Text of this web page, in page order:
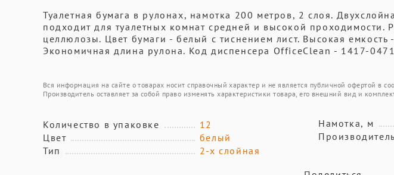
Туалетная бумага в рулонах, намотка 200 метров, 2 слоя.
подходит для туалетных комнат средней и высокой проходимости.
целлюлозы. Цвет бумаги - белый с тиснением лист. Высокая
Экономичная длина рулона. Код диспенсера OfficeClean - 1417-
Вся информация на сайте о товарах носит справочный характер и не является публичной офертой в
Производитель оставляет за собой право изменять характеристики товара, его внешний вид и
Количество в упаковке
12
Цвет
белый
Тип
2-х слойная
Намотка, м
Производитель